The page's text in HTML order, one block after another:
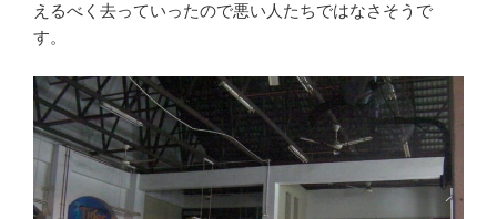
えるべく去っていったので悪い人たちではなさそうで
す。